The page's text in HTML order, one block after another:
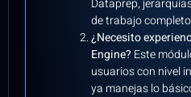
Dataprep,
de trabajo
¿Necesito
Engine? Este
usuarios con nivel
ya manejas lo